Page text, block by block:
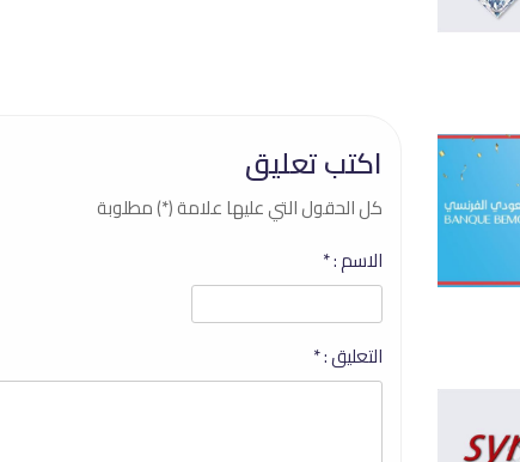
اكتب تعليق
كل الحقول التي عليها علامة (*) مطلوبة
الاسم :*
التعليق :*